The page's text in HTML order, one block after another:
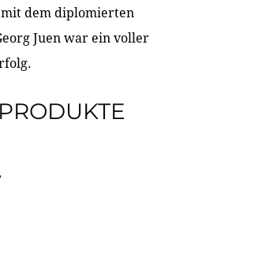
dem diplomierten
Juen war ein voller